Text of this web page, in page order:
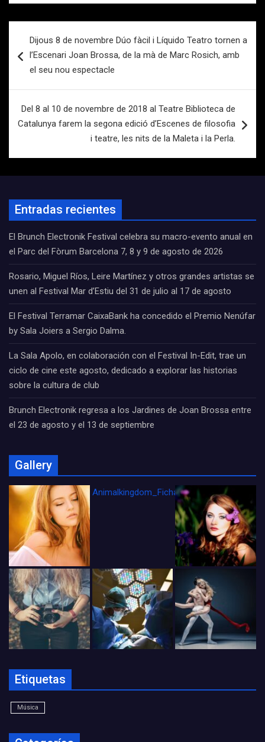
de
entradas
Dijous 8 de novembre Dúo fàcil i Líquido Teatro tornen a
l’Escenari Joan Brossa, de la mà de Marc Rosich, amb
el seu nou espectacle
Del 8 al 10 de novembre de 2018 al Teatre Biblioteca de
Catalunya farem la segona edició d’Escenes de filosofia
i teatre, les nits de la Maleta i la Perla.
Entradas recientes
El Brunch Electronik Festival celebra su macro-evento anual en
el Parc del Fòrum Barcelona 7, 8 y 9 de agosto de 2026
Rosario, Miguel Ríos, Leire Martínez y otros grandes artistas se
unen al Festival Mar d’Estiu del 31 de julio al 17 de agosto
El Festival Terramar CaixaBank ha concedido el Premio Nenúfar
by Sala Joiers a Sergio Dalma.
La Sala Apolo, en colaboración con el Festival In-Edit, trae un
ciclo de cine este agosto, dedicado a explorar las historias
sobre la cultura de club
Brunch Electronik regresa a los Jardines de Joan Brossa entre
el 23 de agosto y el 13 de septiembre
Gallery
Animalkingdom_FichaCine
Etiquetas
Música